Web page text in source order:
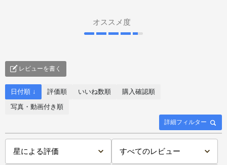
オススメ度
レビューを書く
詳細フィルター
日付順 ↓ 評価順 いいね数順
購入確認順
写真・動画付き順